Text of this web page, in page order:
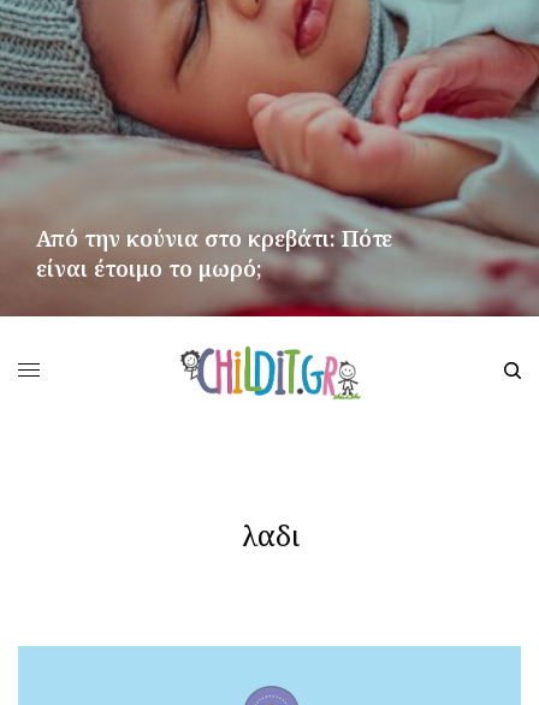
Από την κούνια στο κρεβάτι: Πότε
είναι έτοιμο το μωρό;
λαδι